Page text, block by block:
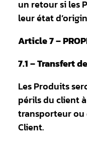
un retour si les
leur état
Article 7 –
7.1 – Transfert
Les Produits
périls du client
transporteur ou
Client.